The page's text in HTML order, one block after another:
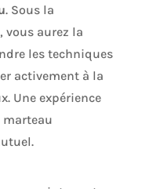
. Sous la
vous aurez la
les techniques
activement à la
Une expérience